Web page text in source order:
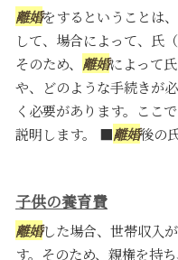
離婚をするということは
して、場合によって、氏
そのため、 離婚によって
や、どのような手続きが
く必要があります。ここで
説明します。 ■離婚後の
子供の養育費
離婚した場合、世帯収入
す。そのため、親権を持